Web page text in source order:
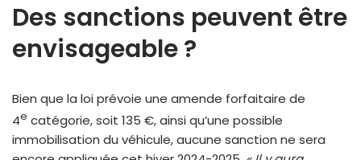
Des sanctions peuvent être
envisageable ?
Bien que la loi prévoie une amende forfaitaire de
4e catégorie, soit 135 €, ainsi qu’une possible
immobilisation du véhicule, aucune sanction ne sera